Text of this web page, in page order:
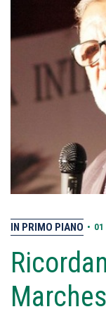
IN PRIMO PIANO • 01